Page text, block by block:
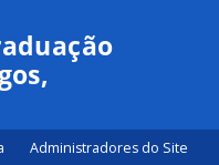
Administradores do Site